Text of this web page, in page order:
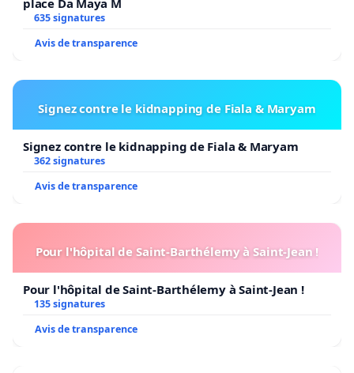
635 signatures
Avis de transparence
Signez contre le kidnapping de Fiala & Maryam
Signez contre le kidnapping de Fiala & Maryam
362 signatures
Avis de transparence
Pour l'hôpital de Saint-Barthélemy à Saint-Jean !
Pour l'hôpital de Saint-Barthélemy à Saint-Jean !
135 signatures
Avis de transparence